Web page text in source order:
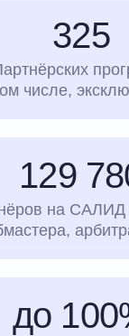
325
числе,
129
на САЛИД
до